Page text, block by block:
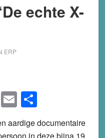
echte X-
ERP
EmailShare
aardige documentaire
in deze bijna 19